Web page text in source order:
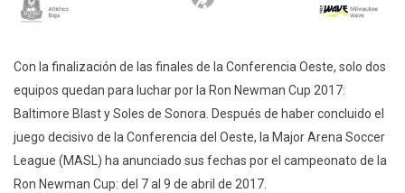
Con la finalización de las finales de la Conferencia Oeste, solo dos
equipos quedan para luchar por la Ron Newman Cup 2017:
Baltimore Blast y Soles de Sonora. Después de haber concluido el
juego decisivo de la Conferencia del Oeste, la Major Arena Soccer
League (MASL) ha anunciado sus fechas por el campeonato de la
Ron Newman Cup: del 7 al 9 de abril de 2017.